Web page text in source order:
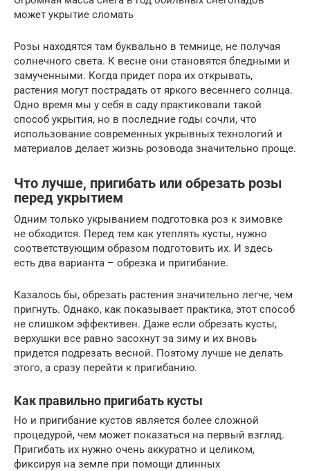
может укрытие сломать
Розы находятся там буквально в темнице, не получая
солнечного света. К весне они становятся бледными и
замученными. Когда придет пора их открывать,
растения могут пострадать от яркого весеннего солнца.
Одно время мы у себя в саду практиковали такой
способ укрытия, но в последние годы сочли, что
использование современных укрывных технологий и
материалов делает жизнь розовода значительно проще.
Что лучше, пригибать или обрезать розы
перед укрытием
Одним только укрыванием подготовка роз к зимовке
не обходится. Перед тем как утеплять кусты, нужно
соответствующим образом подготовить их. И здесь
есть два варианта – обрезка и пригибание.
Казалось бы, обрезать растения значительно легче, чем
пригнуть. Однако, как показывает практика, этот способ
не слишком эффективен. Даже если обрезать кусты,
верхушки все равно засохнут за зиму и их вновь
придется подрезать весной. Поэтому лучше не делать
этого, а сразу перейти к пригибанию.
Как правильно пригибать кусты
Но и пригибание кустов является более сложной
процедурой, чем может показаться на первый взгляд.
Пригибать их нужно очень аккуратно и целиком,
фиксируя на земле при помощи длинных